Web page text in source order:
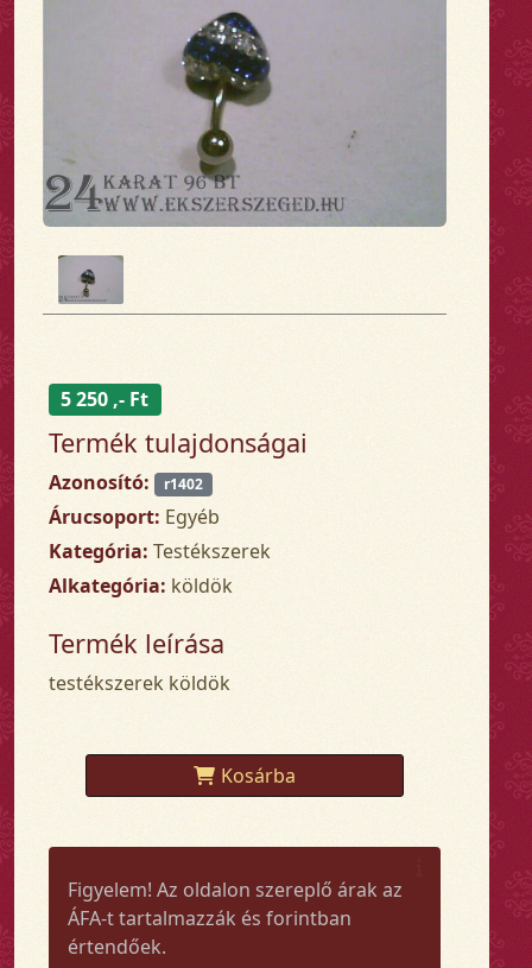
5 250 ,- Ft
Termék tulajdonságai
Azonosító: r1402
Árucsoport: Egyéb
Kategória: Testékszerek
Alkategória: köldök
Termék leírása
testékszerek köldök
Kosárba
Figyelem! Az oldalon szereplő árak az
ÁFA-t tartalmazzák és forintban
értendőek.